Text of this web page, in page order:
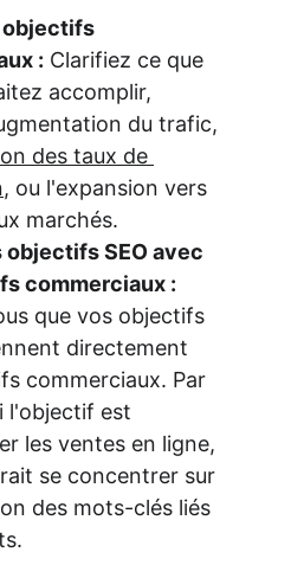
objectifs
: Clarifiez ce que
accomplir,
du trafic,
des taux de
, ou l'expansion vers
marchés.
objectifs SEO avec
commerciaux :
que vos objectifs
directement
commerciaux. Par
l'objectif est
les ventes en ligne,
se concentrer sur
des mots-clés liés